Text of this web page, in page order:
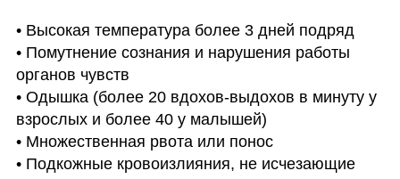
• Высокая температура более 3 дней подряд
• Помутнение сознания и нарушения работы
органов чувств
• Одышка (более 20 вдохов-выдохов в минуту у
взрослых и более 40 у малышей)
• Множественная рвота или понос
• Подкожные кровоизлияния, не исчезающие